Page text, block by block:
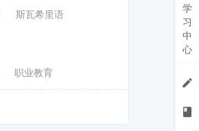
斯瓦希里语
职业教育
学
习
中
心